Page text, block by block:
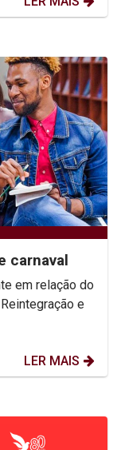
carnaval
em relação do
e
LER MAIS